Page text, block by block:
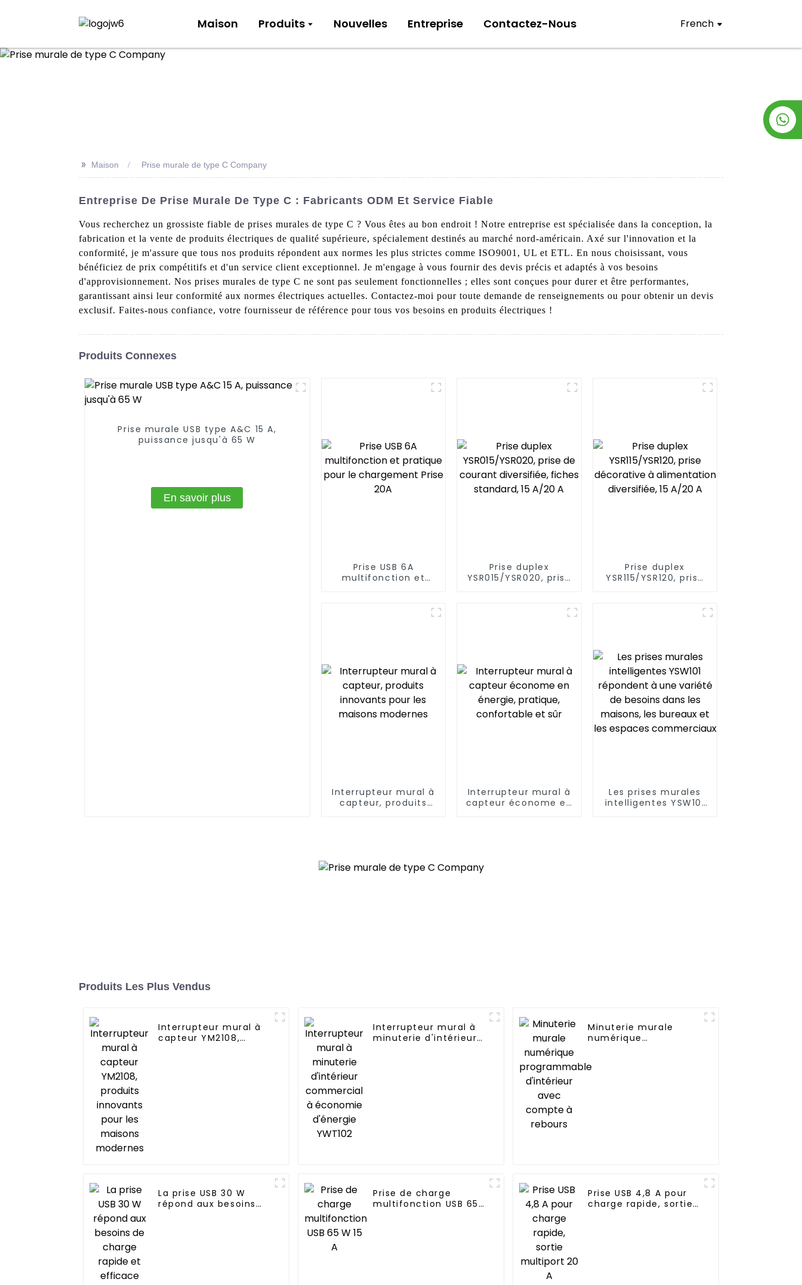
Maison Produits Nouvelles Entreprise Contactez-Nous French
>> Maison Prise murale de type C Company
Entreprise De Prise Murale De Type C : Fabricants ODM Et Service Fiable
Vous recherchez un grossiste fiable de prises murales de type C ? Vous êtes au bon endroit ! Notre entreprise est spécialisée dans la conception, la
fabrication et la vente de produits électriques de qualité supérieure, spécialement destinés au marché nord-américain. Axé sur l'innovation et la
conformité, je m'assure que tous nos produits répondent aux normes les plus strictes comme ISO9001, UL et ETL. En nous choisissant, vous
bénéficiez de prix compétitifs et d'un service client exceptionnel. Je m'engage à vous fournir des devis précis et adaptés à vos besoins
d'approvisionnement. Nos prises murales de type C ne sont pas seulement fonctionnelles ; elles sont conçues pour durer et être performantes,
garantissant ainsi leur conformité aux normes électriques actuelles. Contactez-moi pour toute demande de renseignements ou pour obtenir un devis
exclusif. Faites-nous confiance, votre fournisseur de référence pour tous vos besoins en produits électriques !
Produits Connexes
Prise murale USB type A&C 15 A,
puissance jusqu'à 65 W
En savoir plus
Prise USB 6A
multifonction et
Prise duplex
YSR015/YSR020, prise
Prise duplex
YSR115/YSR120, prise
diversifiée, 15 A/20 A
Interrupteur mural à
capteur, produits
Interrupteur mural à
capteur économe en
Les prises murales
intelligentes YSW101
Produits Les Plus Vendus
Interrupteur mural à
capteur YM2108,
Interrupteur mural à
minuterie d'intérieur
Minuterie murale
numérique
compte à rebours
La prise USB 30 W
répond aux besoins
Prise de charge
multifonction USB 65
Prise USB 4,8 A pour
charge rapide, sortie